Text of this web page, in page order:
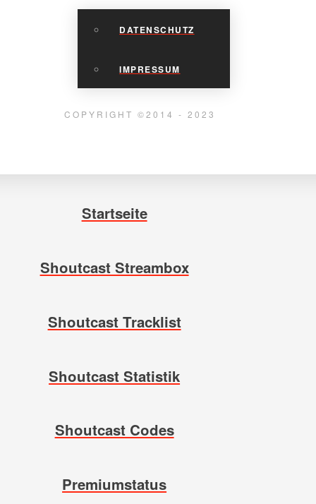
DATENSCHUTZ
IMPRESSUM
COPYRIGHT ©2014 - 2023
Startseite
Shoutcast Streambox
Shoutcast Tracklist
Shoutcast Statistik
Shoutcast Codes
Premiumstatus